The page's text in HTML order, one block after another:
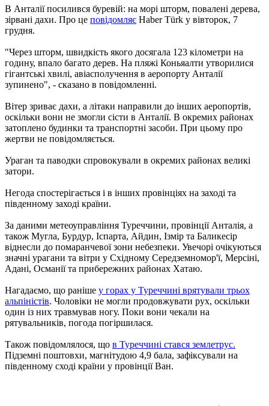
В Анталії посилився буревій: на морі шторм, повалені дерева,
зірвані дахи. Про це повідомляє Haber Türk у вівторок, 7
грудня.
"Через шторм, швидкість якого досягала 123 кілометри на
годину, впало багато дерев. На пляжі Коньяалти утворилися
гігантські хвилі, авіасполучення в аеропорту Анталії
зупинено", - сказано в повідомленні.
Вітер зриває дахи, а літаки направили до інших аеропортів,
оскільки вони не змогли сісти в Анталії. В окремих районах
затоплено будинки та транспортні засоби. При цьому про
жертви не повідомляється.
Ураган та паводки спровокували в окремих районах великі
затори.
Негода спостерігається і в інших провінціях на заході та
південному заході країни.
За даними метеоуправління Туреччини, провінції Анталія, а
також Мугла, Бурдур, Іспарта, Айдин, Ізмір та Баликесір
віднесли до помаранчевої зони небезпеки. Увечорі очікуються
значні урагани та вітри у Східному Середземномор'ї, Мерсіні,
Адані, Османії та прибережних районах Хатаю.
Нагадаємо, що раніше у горах у Туреччині врятували трьох
альпіністів. Чоловіки не могли продовжувати рух, оскільки
один із них травмував ногу. Поки вони чекали на
рятувальників, погода погіршилася.
Також повідомлялося, що в Туреччині стався землетрус.
Підземні поштовхи, магнітудою 4,9 бала, зафіксували на
південному сході країни у провінції Ван.